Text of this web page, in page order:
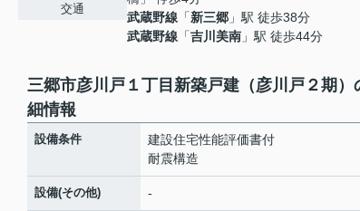
交通
武蔵野線 「新三郷 」駅 徒歩38分
武蔵野線 「吉川美南 」駅 徒歩44分
三郷市彦川戸１丁目新築戸建（彦川戸２期）
細情報
設備条件
建設住宅性能評価書付
耐震構造
設備(その他) -